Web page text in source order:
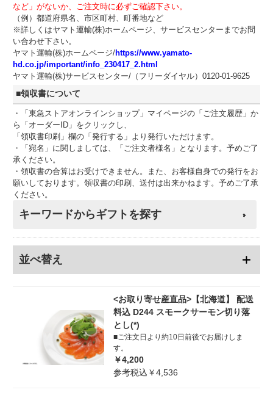
など」がないか、ご注文時に必ずご確認下さい。
（例）都道府県名、市区町村、町番地など
※詳しくはヤマト運輸(株)ホームページ、サービスセンターまでお問
い合わせ下さい。
ヤマト運輸(株)ホームページ/https://www.yamato-
hd.co.jp/important/info_230417_2.html
ヤマト運輸(株)サービスセンター/（フリーダイヤル）0120-01-9625
■領収書について
・「東急ストアオンラインショップ」マイページの「ご注文履歴」か
ら「オーダーID」をクリックし、
「領収書印刷」欄の「発行する」より発行いただけます。
・「宛名」に関しましては、「ご注文者様名」となります。予めご了
承ください。
・領収書の合算はお受けできません。また、お客様自身での発行をお
願いしております。領収書の印刷、送付は出来かねます。予めご了承
ください。
キーワードからギフトを探す
並べ替え
<お取り寄せ産直品>【北海道】 配送
料込 D244 スモークサーモン切り落
とし(*)
■ご注文日より約10日前後でお届けしま
す。
￥4,200
参考税込￥4,536